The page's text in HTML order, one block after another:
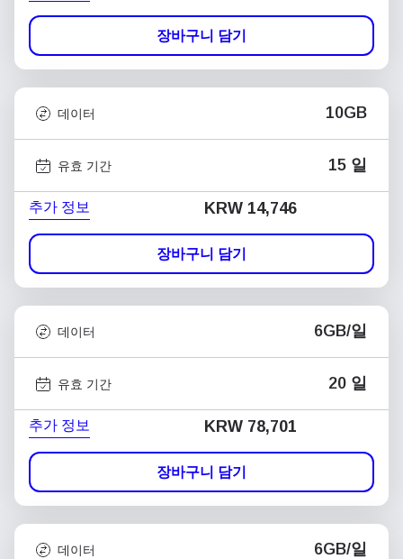
장바구니 담기
데이터 10GB
유효 기간 15 일
추가 정보 KRW 14,746
장바구니 담기
데이터 6GB/일
유효 기간 20 일
추가 정보 KRW 78,701
장바구니 담기
데이터 6GB/일